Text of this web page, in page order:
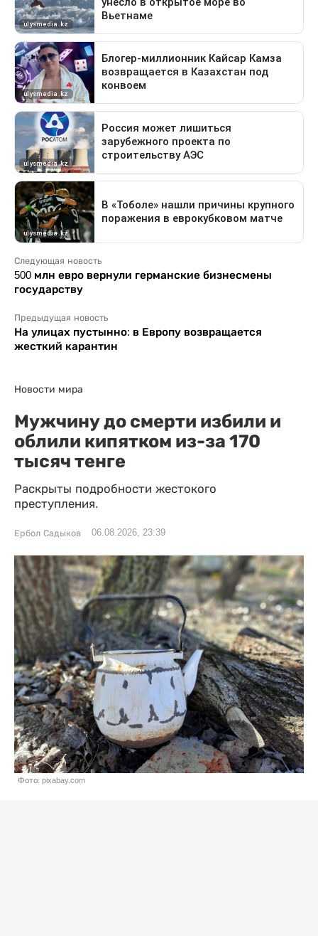
Следующая новость
500 млн евро вернули германские бизнесмены
государству
Предыдущая новость
На улицах пустынно: в Европу возвращается
жесткий карантин
Новости мира
Мужчину до смерти избили и
облили кипятком из-за 170
тысяч тенге
Раскрыты подробности жестокого
преступления.
Ербол Садыков 06.08.2026, 23:39
Фото: pixabay.com